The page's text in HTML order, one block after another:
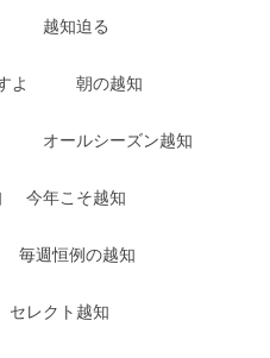
越知迫る
よ 朝の越知
オールシーズン越知
今年こそ越知
毎週恒例の越知
セレクト越知